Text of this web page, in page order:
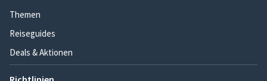
Themen
Reiseguides
Deals & Aktionen